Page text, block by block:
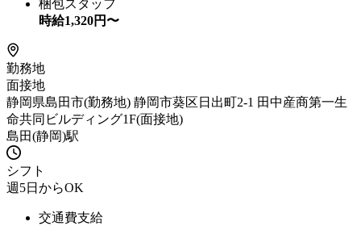
梱包スタッフ
時給1,320円〜
勤務地
面接地
静岡県島田市(勤務地) 静岡市葵区日出町2-1 田中産商第一生
命共同ビルディング1F(面接地)
島田(静岡)駅
シフト
週5日からOK
交通費支給